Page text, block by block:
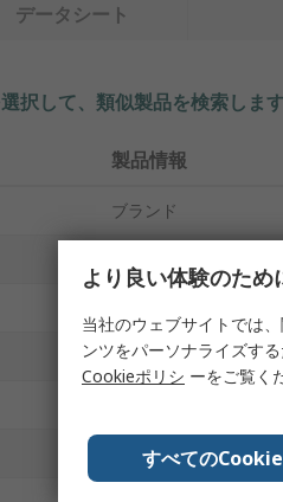
データシート
択して、類似製品を検索します
製品情報
ブランド
コアタイプ
ケーブル長
より良い体験のた
当社のウェブサイトでは
ンツをパーソナライズす
Cookieポリシ ーをご覧く
すべての